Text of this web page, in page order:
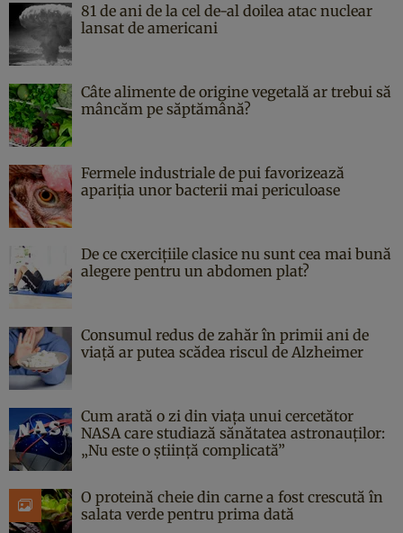
81 de ani de la cel de-al doilea atac nuclear
lansat de americani
Câte alimente de origine vegetală ar trebui să
mâncăm pe săptămână?
Fermele industriale de pui favorizează
apariția unor bacterii mai periculoase
De ce cxercițiile clasice nu sunt cea mai bună
alegere pentru un abdomen plat?
Consumul redus de zahăr în primii ani de
viață ar putea scădea riscul de Alzheimer
Cum arată o zi din viața unui cercetător
NASA care studiază sănătatea astronauților:
„Nu este o știință complicată”
O proteină cheie din carne a fost crescută în
salata verde pentru prima dată